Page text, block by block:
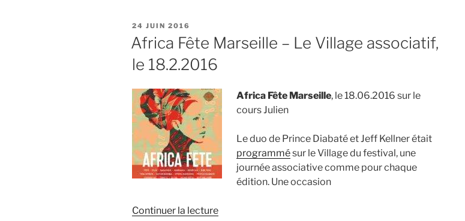
PUBLIÉ
LE
24 JUIN 2016
Africa Fête Marseille – Le Village associatif,
le 18.2.2016
Africa Fête Marseille, le 18.06.2016 sur le
cours Julien
Le duo de Prince Diabaté et Jeff Kellner était
programmésur le Village du festival, une
journée associative comme pour chaque
édition. Une occasion
Continuer la lecturede